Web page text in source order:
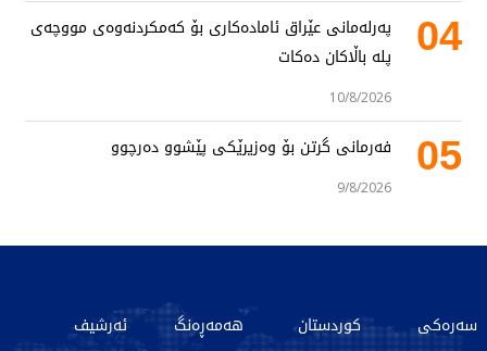
04
پەرلەمانی عێراق ئامادەکاری بۆ کەمکردنەوەی مووچەی
پلە باڵاکان دەکات
10/8/2026
05 فەرمانی گرتن بۆ وەزیرێکی پێشوو دەرچوو
9/8/2026
سەرەکی
کوردستان
هەمەڕەنگ
ئەرشیف